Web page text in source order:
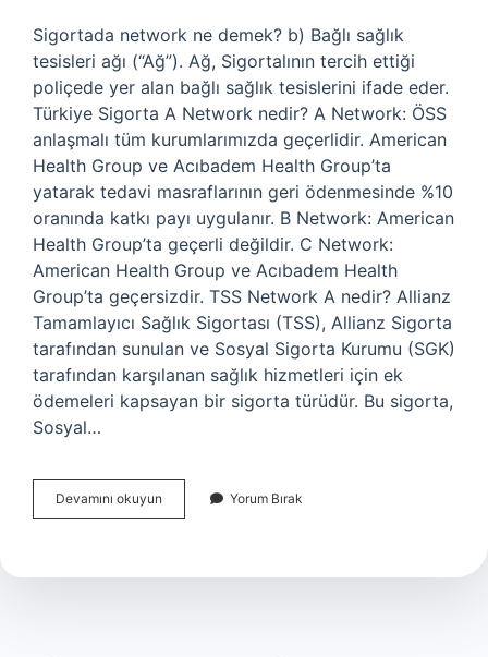
Sigortada network ne demek? b) Bağlı sağlık
tesisleri ağı (“Ağ”). Ağ, Sigortalının tercih ettiği
poliçede yer alan bağlı sağlık tesislerini ifade eder.
Türkiye Sigorta A Network nedir? A Network: ÖSS
anlaşmalı tüm kurumlarımızda geçerlidir. American
Health Group ve Acıbadem Health Group’ta
yatarak tedavi masraflarının geri ödenmesinde %10
oranında katkı payı uygulanır. B Network: American
Health Group’ta geçerli değildir. C Network:
American Health Group ve Acıbadem Health
Group’ta geçersizdir. TSS Network A nedir? Allianz
Tamamlayıcı Sağlık Sigortası (TSS), Allianz Sigorta
tarafından sunulan ve Sosyal Sigorta Kurumu (SGK)
tarafından karşılanan sağlık hizmetleri için ek
ödemeleri kapsayan bir sigorta türüdür. Bu sigorta,
Sosyal…
Devamını okuyun
Network
Demek
Yorum Bırak